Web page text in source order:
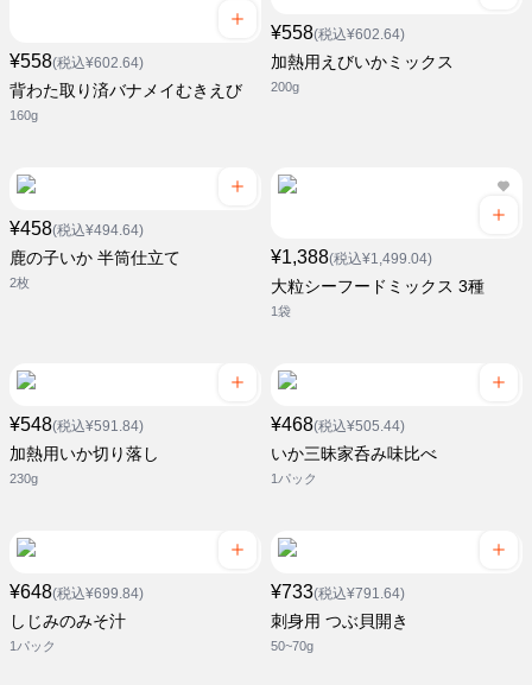
¥558(税込¥602.64)
背わた取り済バナメイむきえび
160g
¥558(税込¥602.64)
加熱用えびいかミックス
200g
¥458(税込¥494.64)
鹿の子いか 半筒仕立て
2枚
¥1,388(税込¥1,499.04)
大粒シーフードミックス 3種
1袋
¥548(税込¥591.84)
加熱用いか切り落し
230g
¥468(税込¥505.44)
いか三昧家呑み味比べ
1パック
¥648(税込¥699.84)
しじみのみそ汁
1パック
¥733(税込¥791.64)
刺身用 つぶ貝開き
50~70g